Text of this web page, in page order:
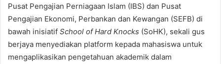
Pusat Pengajian Perniagaan Islam (IBS) dan Pusat
Pengajian Ekonomi, Perbankan dan Kewangan (SEFB) di
bawah inisiatif School of Hard Knocks (SoHK), sekali gus
berjaya menyediakan platform kepada mahasiswa untuk
mengaplikasikan pengetahuan akademik dalam